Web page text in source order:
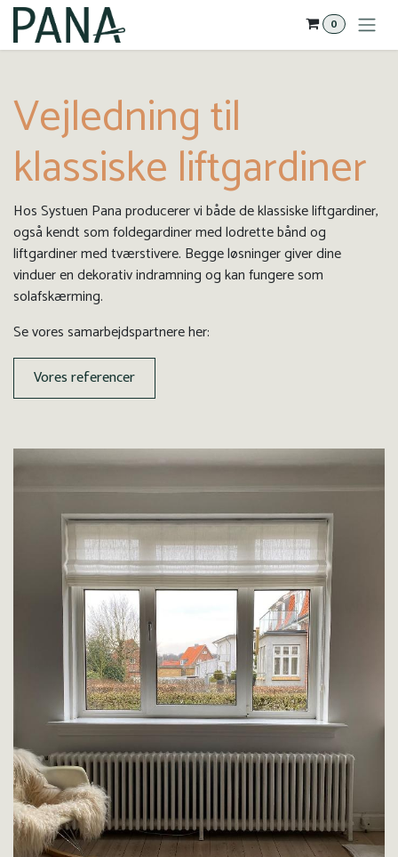
Gå til indhold
0
Vejledning til
klassiske liftgardiner
Hos Systuen Pana producerer vi både de klassiske liftgardiner,
også kendt som foldegardiner med lodrette bånd og
liftgardiner med tværstivere. Begge løsninger giver dine
vinduer en dekorativ indramning og kan fungere som
solafskærming.
Se vores samarbejdspartnere her:
Vores referencer